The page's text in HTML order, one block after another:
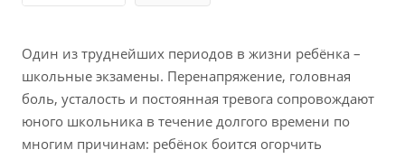
Один из труднейших периодов в жизни ребёнка –
школьные экзамены. Перенапряжение, головная
боль, усталость и постоянная тревога сопровождают
юного школьника в течение долгого времени по
многим причинам: ребёнок боится огорчить